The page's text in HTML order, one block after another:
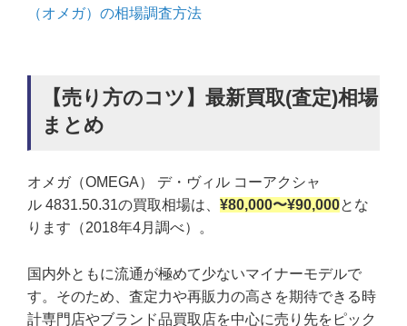
（オメガ）の相場調査方法
【売り方のコツ】最新買取(査定)相場
まとめ
オメガ（OMEGA） デ・ヴィル コーアクシャ
ル 4831.50.31の買取相場は、 ¥80,000〜¥90,000とな
ります（2018年4月調べ）。
国内外ともに流通が極めて少ないマイナーモデルで
す。そのため、査定力や再販力の高さを期待できる時
計専門店やブランド品買取店を中心に売り先をピック